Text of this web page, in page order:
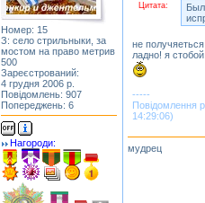
Номер: 15
З: село стрильныки, за
мостом на право метрив
500
Зареєстрований:
4 грудня 2006 р.
Повідомлень: 907
Попереджень: 6
Нагороди:
Цитата:
не
ладно! я
-----
Повідомлення
14:29:06)
мудрец